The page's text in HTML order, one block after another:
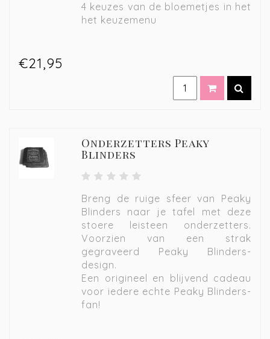
4 keuzes van de bloemetjes in het
het keuzemenu
€21,95
Onderzetters Peaky
Blinders
Breng de ruige sfeer van Peaky
Blinders naar je tafel met deze
stoere leisteen onderzetters.
Voorzien van een strak
gegraveerd Peaky Blinders-
design.
Een origineel en blijvend cadeau
voor iedere echte Peaky Blinders-
fan!